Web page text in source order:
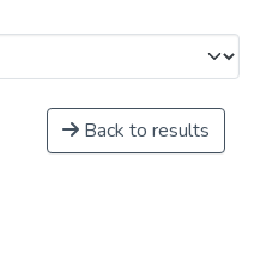
Back to results